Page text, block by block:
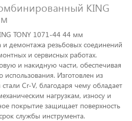
KING
TONY 1071-44 44 мм
демонтажа резьбовых соединений
и сервисных работах.
и накидную части, обеспечивая
использования. Изготовлен из
Cr-V, благодаря чему обладает
нагрузкам, износу и
покрытие защищает поверхность
службы инструмента.